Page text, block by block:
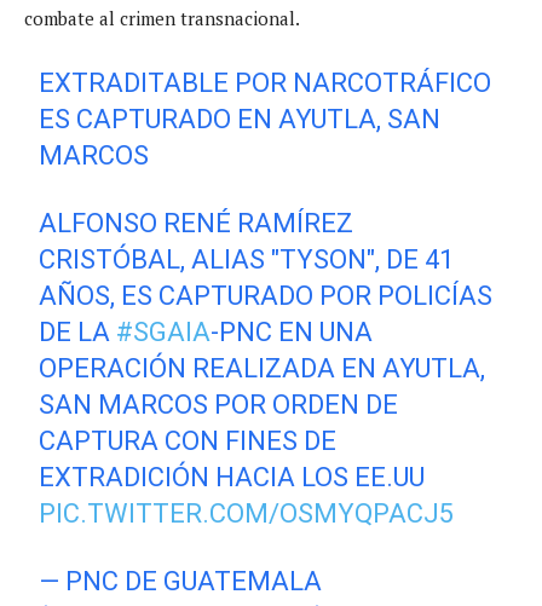
combate al crimen transnacional.
EXTRADITABLE POR NARCOTRÁFICO
ES CAPTURADO EN AYUTLA, SAN
MARCOS
ALFONSO RENÉ RAMÍREZ
CRISTÓBAL, ALIAS "TYSON", DE 41
AÑOS, ES CAPTURADO POR POLICÍAS
DE LA #SGAIA-PNC EN UNA
OPERACIÓN REALIZADA EN AYUTLA,
SAN MARCOS POR ORDEN DE
CAPTURA CON FINES DE
EXTRADICIÓN HACIA LOS EE.UU
PIC.TWITTER.COM/OSMYQPACJ5
— PNC DE GUATEMALA